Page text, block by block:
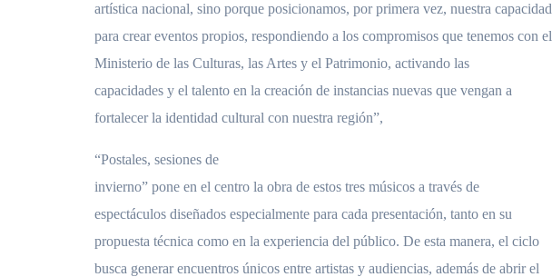
artística nacional, sino porque posicionamos, por primera vez, nuestra capacidad
para crear eventos propios, respondiendo a los compromisos que tenemos con el
Ministerio de las Culturas, las Artes y el Patrimonio, activando las
capacidades y el talento en la creación de instancias nuevas que vengan a
fortalecer la identidad cultural con nuestra región”,
“Postales, sesiones de
invierno” pone en el centro la obra de estos tres músicos a través de
espectáculos diseñados especialmente para cada presentación, tanto en su
propuesta técnica como en la experiencia del público. De esta manera, el ciclo
busca generar encuentros únicos entre artistas y audiencias, además de abrir el